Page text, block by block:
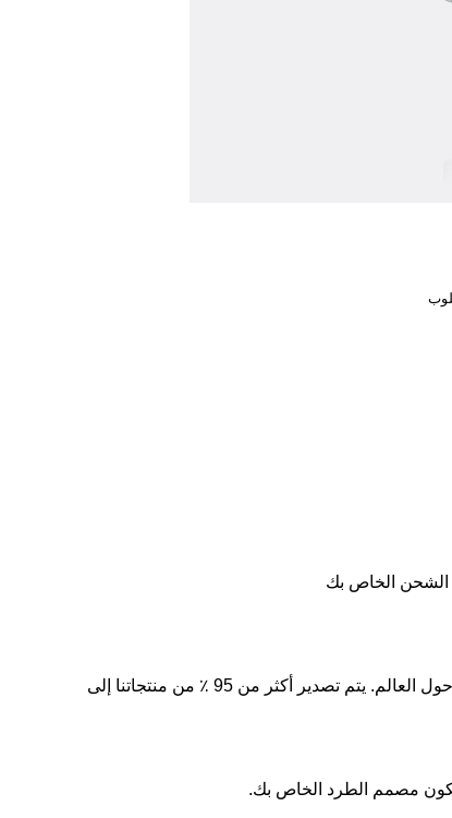
Goldrain هي شركة متخصصة في تصنيع المضخات ، والتي تم تطويرها منذ أكثر من 23 عامًا. وقد أنشأت Gold شبكة مبيعات مستقرة حول العالم. يتم تصدير أكثر من 95 ٪ من منتجاتنا إلى